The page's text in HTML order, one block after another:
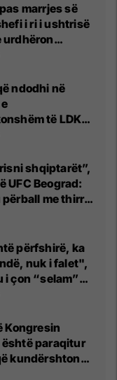
marrjes së
i ri i ushtrisë
urdhëron
ndodhi në
të LDK-
shqiptarët”,
UFC Beograd:
me thirrje
nga
përfshirë, ka
nuk i falet",
çon “selam”
Kongresin
paraqitur
kundërshton
Asamblesë